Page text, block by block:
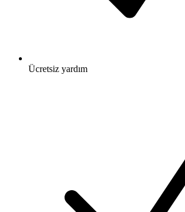
Ücretsiz yardım